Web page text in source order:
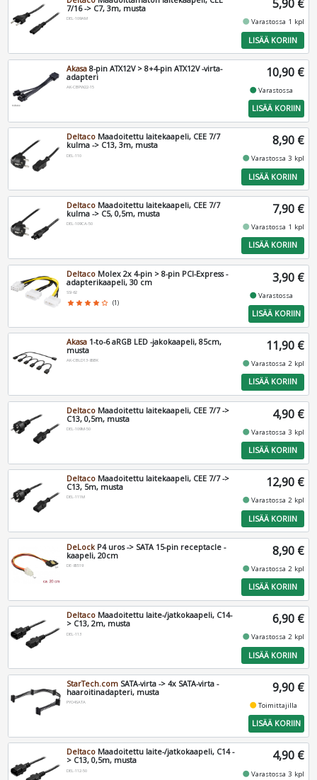
7/16 -> C7, 3m, musta
DEL-109AM
5,90 €
fiber_manual_recordVarastossa 1 kpl
LISÄÄ KORIIN
Akasa 8-pin ATX12V > 8+4-pin ATX12V -virta-
adapteri
AK-CBPW22-15
10,90 €
fiber_manual_recordVarastossa
LISÄÄ KORIIN
Deltaco Maadoitettu laitekaapeli, CEE 7/7
kulma -> C13, 3m, musta
DEL-110
8,90 €
fiber_manual_recordVarastossa 3 kpl
LISÄÄ KORIIN
Deltaco Maadoitettu laitekaapeli, CEE 7/7
kulma -> C5, 0,5m, musta
DEL-109CA-50
7,90 €
fiber_manual_recordVarastossa 1 kpl
LISÄÄ KORIIN
Deltaco Molex 2x 4-pin > 8-pin PCI-Express -
adapterikaapeli, 30 cm
SSI-62
star star star star star_border (1)
3,90 €
fiber_manual_recordVarastossa
LISÄÄ KORIIN
Akasa 1-to-6 aRGB LED -jakokaapeli, 85cm,
musta
AK-CBLD13-85BK
11,90 €
fiber_manual_recordVarastossa 2 kpl
LISÄÄ KORIIN
Deltaco Maadoitettu laitekaapeli, CEE 7/7 ->
C13, 0,5m, musta
DEL-109M-50
4,90 €
fiber_manual_recordVarastossa 3 kpl
LISÄÄ KORIIN
Deltaco Maadoitettu laitekaapeli, CEE 7/7 ->
C13, 5m, musta
DEL-111M
12,90 €
fiber_manual_recordVarastossa 2 kpl
LISÄÄ KORIIN
DeLock P4 uros -> SATA 15-pin receptacle -
kaapeli, 20cm
DE-85519
8,90 €
fiber_manual_recordVarastossa 2 kpl
LISÄÄ KORIIN
Deltaco Maadoitettu laite-/jatkokaapeli, C14-
> C13, 2m, musta
DEL-113
6,90 €
fiber_manual_recordVarastossa 2 kpl
LISÄÄ KORIIN
StarTech.com SATA-virta -> 4x SATA-virta -
haaroitinadapteri, musta
PYO4SATA
9,90 €
fiber_manual_recordToimittajilla
LISÄÄ KORIIN
Deltaco Maadoitettu laite-/jatkokaapeli, C14 -
> C13, 0,5m, musta
DEL-112-50
4,90 €
fiber_manual_recordVarastossa 3 kpl